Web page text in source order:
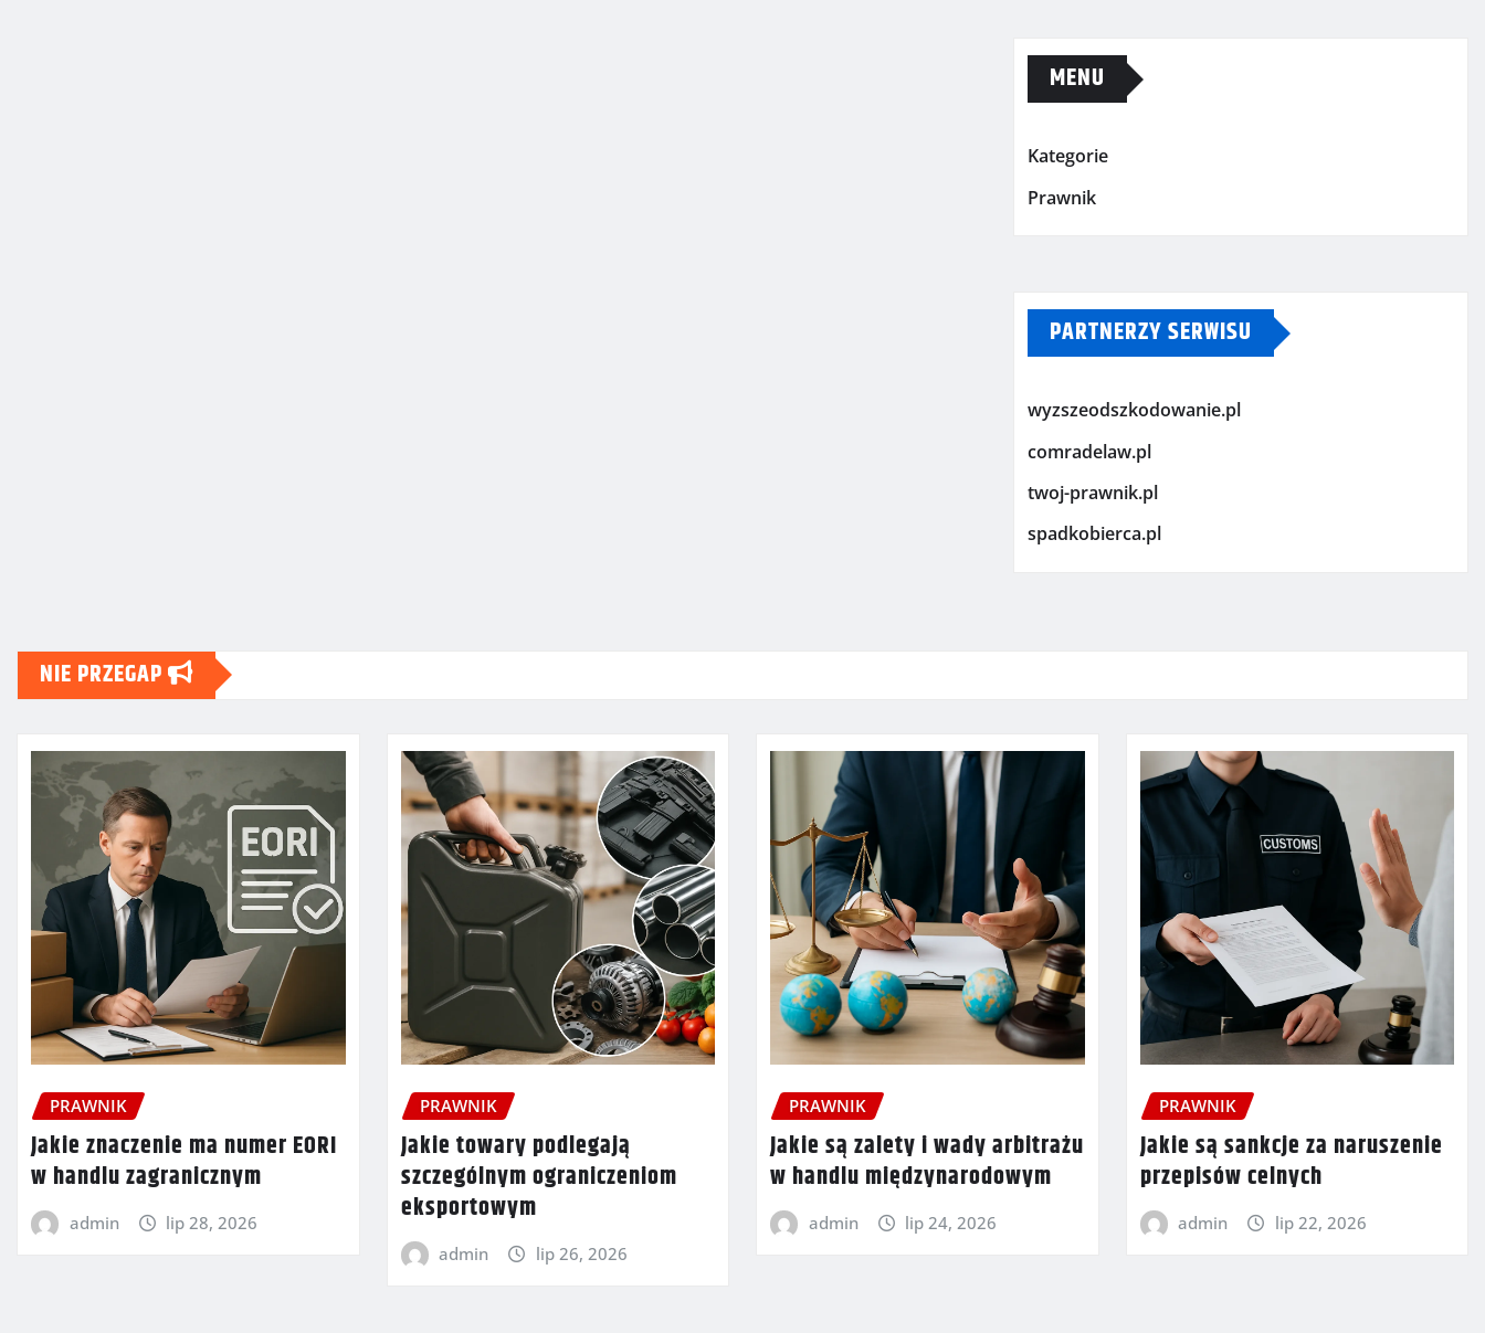
MENU
Kategorie
Prawnik
PARTNERZY SERWISU
wyzszeodszkodowanie.pl
comradelaw.pl
twoj-prawnik.pl
spadkobierca.pl
NIE PRZEGAP
PRAWNIK
Jakie znaczenie ma numer EORI
w handlu zagranicznym
admin lip 28, 2026
PRAWNIK
Jakie towary podlegają
szczególnym ograniczeniom
eksportowym
admin lip 26, 2026
PRAWNIK
Jakie są zalety i wady arbitrażu
w handlu międzynarodowym
admin lip 24, 2026
PRAWNIK
Jakie są sankcje za naruszenie
przepisów celnych
admin lip 22, 2026